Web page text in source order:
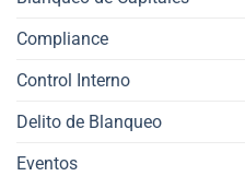
Compliance
Control Interno
Delito de Blanqueo
Eventos